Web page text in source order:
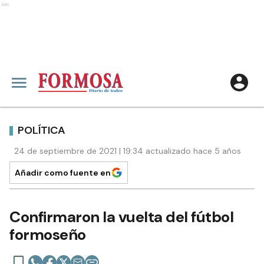
Ads
POLÍTICA
24 de septiembre de 2021 | 19:34 actualizado hace 5 años
Añadir como fuente en
Confirmaron la vuelta del fútbol
formoseño